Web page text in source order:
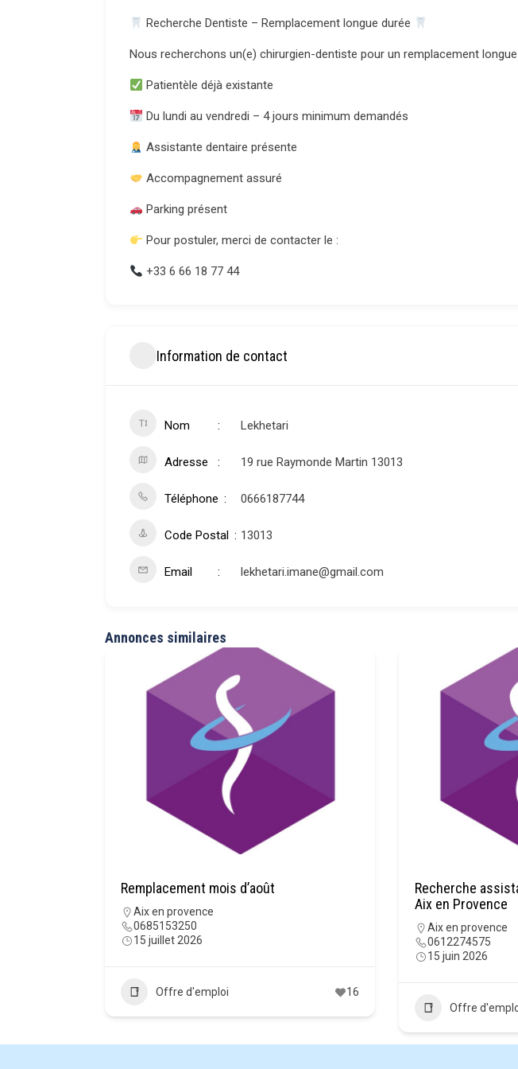
Recherche Dentiste – Remplacement longue durée
Nous recherchons un(e) chirurgien-dentiste pour un remplacement
Patientèle déjà existante
Du lundi au vendredi –4 jours minimum demandés
Assistante dentaire présente
Accompagnement assuré
Parking présent
Pour postuler, merci de contacter le :
+33 6 66 18 77 44
Information de contact
Nom Lekhetari
Adresse 19 rue Raymonde Martin 13013
Téléphone 0666187744
Code Postal 13013
Email lekhetari.imane@gmail.com
Annonces similaires
Remplacement mois d’août
Aix en provence
0685153250
15 juillet 2026
Offre d'emploi 16
Recherche
Aix en Provence
Aix en provence
0612274575
15 juin 2026
Offre